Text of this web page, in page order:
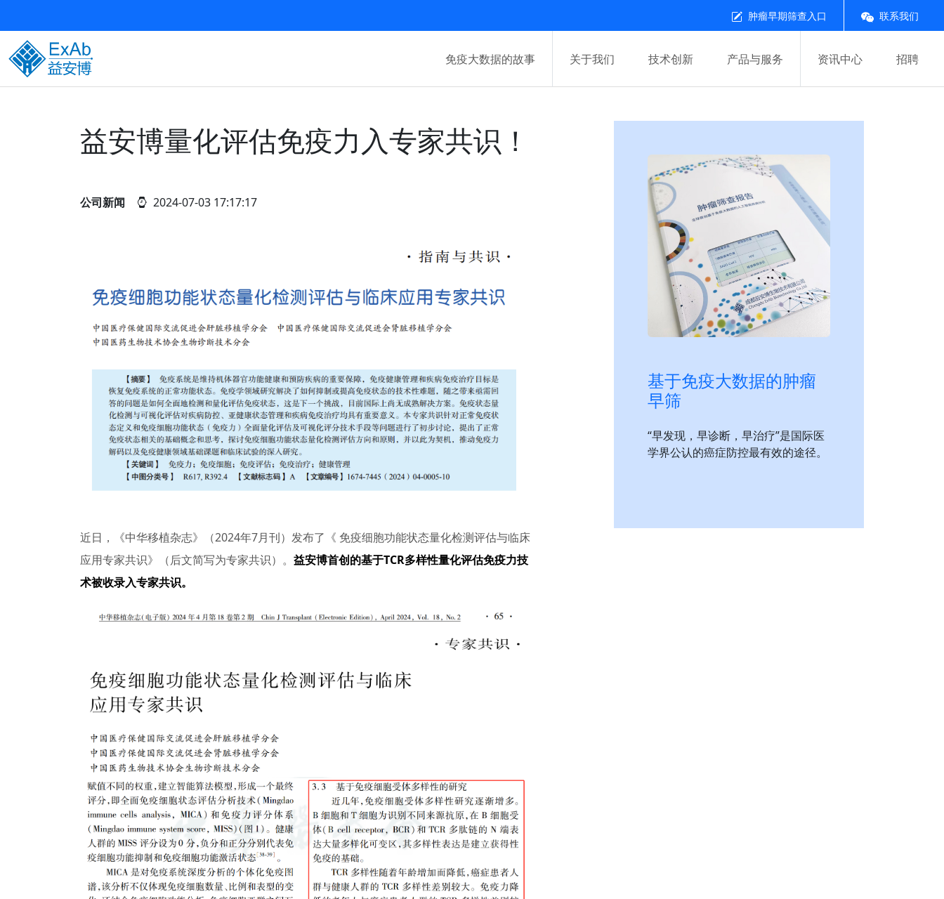
肿瘤早期筛查入口 联系我们
免疫大数据的故事 关于我们 技术创新 产品与服务 资讯中心 招聘
益安博量化评估免疫力入专家共识！
公司新闻 2024-07-03 17:17:17
近日，《中华移植杂志》（2024年7月刊）发布了《 免疫细胞功能状态量化检测评估与临床
应用专家共识》（后文简写为专家共识）。 益安博首创的基于TCR多样性量化评估免疫力技
术被收录入专家共识。
基于免疫大数据的肿瘤
早筛
“早发现，早诊断，早治疗”是国际医
学界公认的癌症防控最有效的途径。